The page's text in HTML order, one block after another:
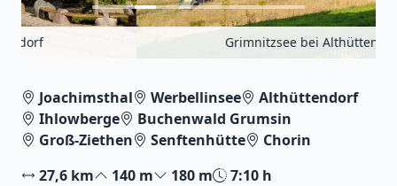
Grimnitzsee bei Althüttendorf
Joachimsthal Werbellinsee
Althüttendorf
Ihlowberge
Buchenwald Grumsin
Groß-Ziethen
Senftenhütte
Chorin
27,6 km
140 m 180 m 7:10 h